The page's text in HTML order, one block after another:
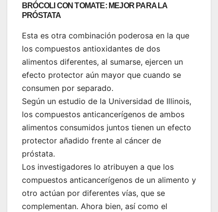
BRÓCOLI CON TOMATE: MEJOR PARA LA
PRÓSTATA
Esta es otra combinación poderosa en la que
los compuestos antioxidantes de dos
alimentos diferentes, al sumarse, ejercen un
efecto protector aún mayor que cuando se
consumen por separado.
Según un estudio de la Universidad de Illinois,
los compuestos anticancerígenos de ambos
alimentos consumidos juntos tienen un efecto
protector añadido frente al cáncer de
próstata.
Los investigadores lo atribuyen a que los
compuestos anticancerígenos de un alimento y
otro actúan por diferentes vías, que se
complementan. Ahora bien, así como el